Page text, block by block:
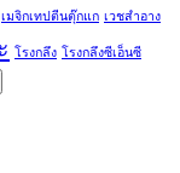
เมจิกเทปตีนตุ๊กแก เวชสำอาง
โรงกลึง โรงกลึงซีเอ็นซี